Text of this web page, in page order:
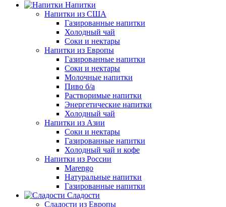
Напитки
Напитки из США
Газированные напитки
Холодный чай
Соки и нектары
Напитки из Европы
Газированные напитки
Соки и нектары
Молочные напитки
Пиво б/а
Растворимые напитки
Энергетические напитки
Холодный чай
Напитки из Азии
Соки и нектары
Газированные напитки
Холодный чай и кофе
Напитки из России
Marengo
Натуральные напитки
Газированные напитки
Сладости
Сладости из Европы